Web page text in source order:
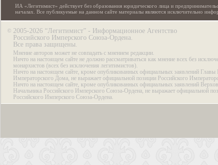
ИА «Легитимист» действует без образования юридического лица и
началах. Все публикуемые на данном сайте материалы являются исключительно
© 2005-2026 “Легитимист” - Информационное Агентство
Российского Имперского Союза-Ордена.
Все права защищены.
Мнение авторов может не совпадать с мнением редакции.
Ничто на настоящем сайте не должно рассматриваться как мнение всех без
монархистов (всех без исключения легитимистов).
Ничто на настоящем сайте, кроме опубликованных официальных заявлений Главы
Императорского Дома, не выражает официальной позиции Российского
Ничто на настоящем сайте, кроме опубликованных официальных заявлений
Начальника Российского Имперского Союза-Ордена, не выражает официальной
Российского Имперского Союза-Ордена.